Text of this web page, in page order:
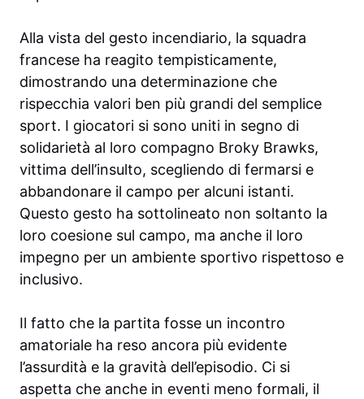
Alla vista del gesto incendiario, la squadra
francese ha reagito tempisticamente,
dimostrando una determinazione che
rispecchia valori ben più grandi del semplice
sport. I giocatori si sono uniti in segno di
solidarietà al loro compagno Broky Brawks,
vittima dell’insulto, scegliendo di fermarsi e
abbandonare il campo per alcuni istanti.
Questo gesto ha sottolineato non soltanto la
loro coesione sul campo, ma anche il loro
impegno per un ambiente sportivo rispettoso e
inclusivo.
Il fatto che la partita fosse un incontro
amatoriale ha reso ancora più evidente
l’assurdità e la gravità dell’episodio. Ci si
aspetta che anche in eventi meno formali, il